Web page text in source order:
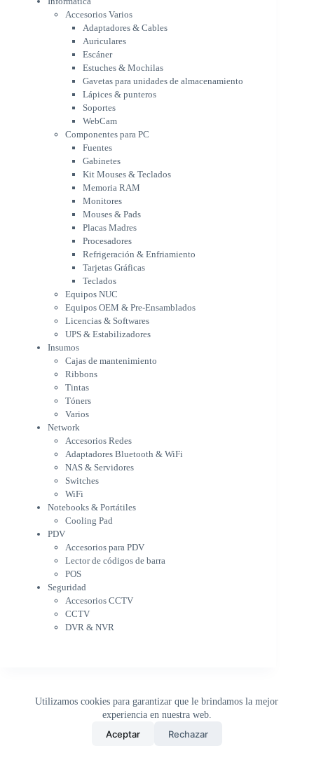
Utilizamos cookies para garantizar que le brindamos la mejor
experiencia en nuestra web.
Aceptar Rechazar
almacenamiento
Lápices & punteros
Soportes
WebCam
Componentes para PC
Fuentes
Gabinetes
Kit Mouses & Teclados
Memoria RAM
Monitores
Mouses & Pads
Placas Madres
Procesadores
Refrigeración & Enfriamiento
Tarjetas Gráficas
Teclados
Equipos NUC
Equipos OEM & Pre-Ensamblados
Licencias & Softwares
UPS & Estabilizadores
Insumos
Cajas de mantenimiento
Ribbons
Tintas
Tóners
Varios
Network
Accesorios Redes
Adaptadores Bluetooth & WiFi
NAS & Servidores
Switches
WiFi
Notebooks & Portátiles
Cargador para notebook
Cooling Pad
PDV
Accesorios para PDV
Lector de códigos de barra
POS
Seguridad
Accesorios CCTV
CCTV
DVR & NVR
Sin categorizar
Accesorios Varios
Adaptadores & Cables
Auriculares
Escáner
Estuches & Mochilas
Gavetas para unidades de almacenamiento
Lápices & punteros
Soportes
WebCam
Componentes para PC
Fuentes
Gabinetes
Kit Mouses & Teclados
Memoria RAM
Monitores
Mouses & Pads
Placas Madres
Procesadores
Refrigeración & Enfriamiento
Tarjetas Gráficas
Teclados
Equipos NUC
Equipos OEM & Pre-Ensamblados
Licencias & Softwares
UPS & Estabilizadores
Insumos
Cajas de mantenimiento
Ribbons
Tintas
Tóners
Varios
Network
Accesorios Redes
Adaptadores Bluetooth & WiFi
NAS & Servidores
Switches
WiFi
Notebooks & Portátiles
Cooling Pad
PDV
Accesorios para PDV
Lector de códigos de barra
POS
Seguridad
Accesorios CCTV
CCTV
DVR & NVR